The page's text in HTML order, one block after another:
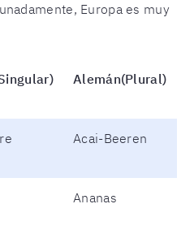
Europa es muy
Alemán(Plural)
Acai-Beeren
Ananas